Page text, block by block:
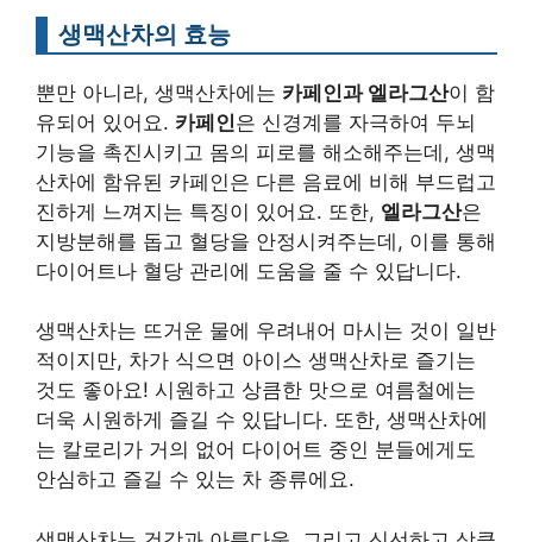
생맥산차의 효능
뿐만 아니라, 생맥산차에는 카페인과 엘라그산이 함
유되어 있어요. 카페인은 신경계를 자극하여 두뇌
기능을 촉진시키고 몸의 피로를 해소해주는데, 생맥
산차에 함유된 카페인은 다른 음료에 비해 부드럽고
진하게 느껴지는 특징이 있어요. 또한, 엘라그산은
지방분해를 돕고 혈당을 안정시켜주는데, 이를 통해
다이어트나 혈당 관리에 도움을 줄 수 있답니다.
생맥산차는 뜨거운 물에 우려내어 마시는 것이 일반
적이지만, 차가 식으면 아이스 생맥산차로 즐기는
것도 좋아요! 시원하고 상큼한 맛으로 여름철에는
더욱 시원하게 즐길 수 있답니다. 또한, 생맥산차에
는 칼로리가 거의 없어 다이어트 중인 분들에게도
안심하고 즐길 수 있는 차 종류에요.